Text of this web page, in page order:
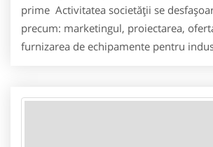
prime Activitatea societăţii se
precum: marketingul, proiectarea,
furnizarea de echipamente pentru